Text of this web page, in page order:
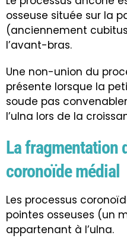
osseuse située sur la
(anciennement
l’avant-bras.
Une non-union du
présente lorsque la
soude pas
l’ulna lors de la
La fragmentation
coronoïde médial
Les processus
pointes osseuses (un
appartenant à l’ulna.